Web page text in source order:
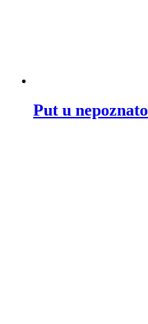
Put u nepoznato